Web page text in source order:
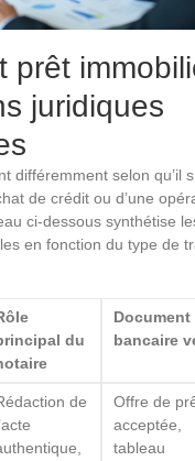
prêt
juridiques
différemment selon qu’il
de crédit ou d’une
ci-dessous synthétise
en fonction du type de
du
Document
bancaire
de
Offre de
acceptée,
tableau